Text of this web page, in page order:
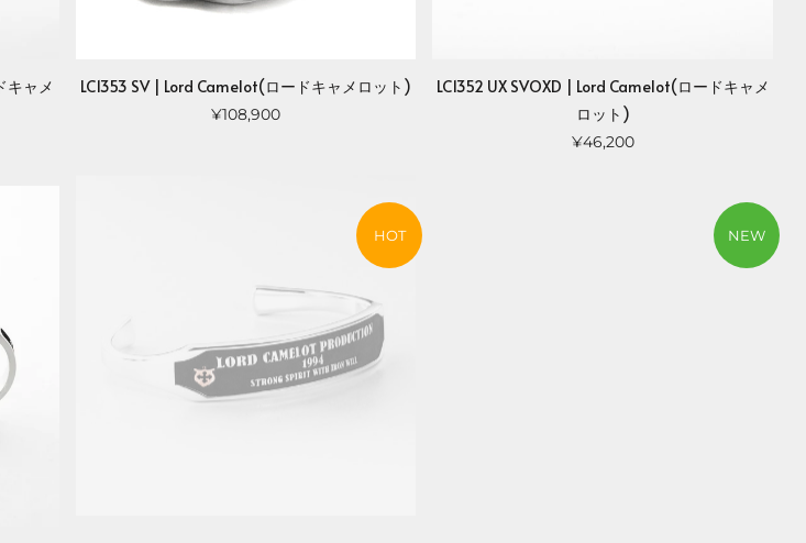
キャメ
LC1353 SV | Lord Camelot(ロードキャメロット)
¥108,900
LC1352 UX SVOXD | Lord Camelot(ロードキャメ
ロット)
¥46,200
HOT NEW